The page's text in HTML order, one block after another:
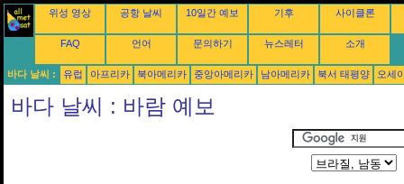
위성 영상 공항 날씨 10일간 예보 기후 사이클론
FAQ 언어 문의하기 뉴스레터 소개
바다 날씨 : 유럽 아프리카 북아메리카 중앙아메리카 남아메리카 북서 태평양 오세
바다 날씨 : 바람 예보